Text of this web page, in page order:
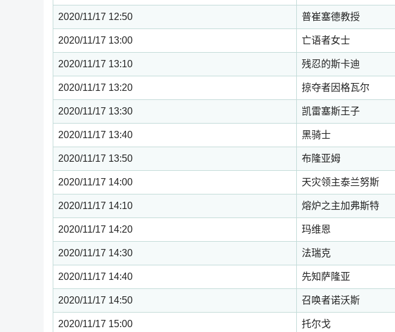
2020/11/17 12:50 普崔塞德教授
2020/11/17 13:00 亡语者女士
2020/11/17 13:10 残忍的斯卡迪
2020/11/17 13:20 掠夺者因格瓦尔
2020/11/17 13:30 凯雷塞斯王子
2020/11/17 13:40 黑骑士
2020/11/17 13:50 布隆亚姆
2020/11/17 14:00 天灾领主泰兰努斯
2020/11/17 14:10 熔炉之主加弗斯特
2020/11/17 14:20 玛维恩
2020/11/17 14:30 法瑞克
2020/11/17 14:40 先知萨隆亚
2020/11/17 14:50 召唤者诺沃斯
2020/11/17 15:00 托尔戈